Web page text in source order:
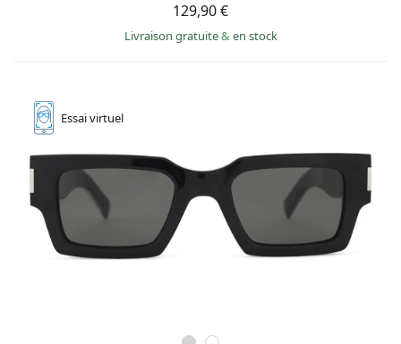
129,90 €
Livraison gratuite& en stock
Essaivirtuel